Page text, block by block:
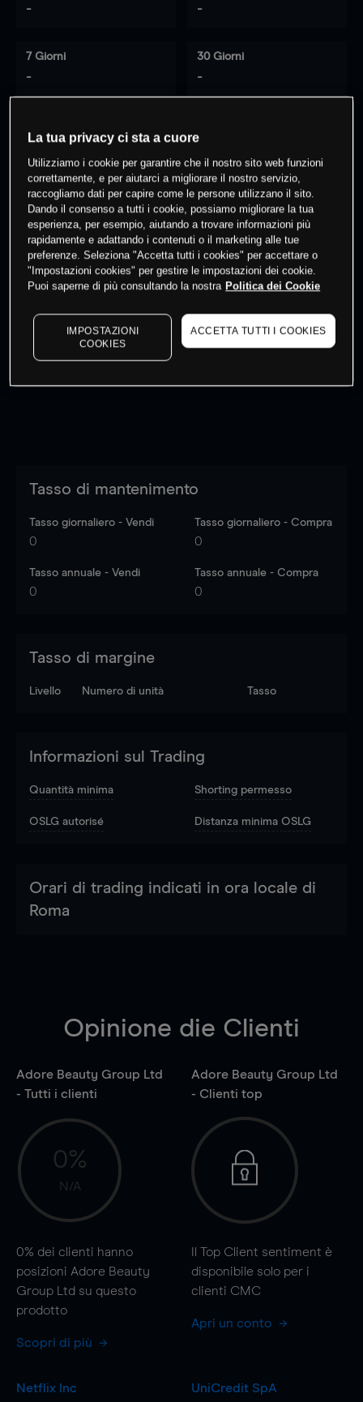
- -
7 Giorni
-
30 Giorni
-
0 % dei clienti hanno posizioni
questo prodotto
Fai trading
I prezzi sono solo indicativi. Accediper vedere gli ultimi
dati di mercato
to see latest market data
Tasso di mantenimento
Tasso giornaliero - Vendi
0
Tasso giornaliero - Compra
0
Tasso annuale - Vendi
0
Tasso annuale - Compra
0
Tasso di margine
Livello Numero di unità Tasso
Informazioni sul Trading
Quantità minima Shorting permesso
OSLG autorisé Distanza minima OSLG
Orari di trading indicati in ora locale di
Roma
Opinione die Clienti
Adore Beauty Group Ltd
- Tutti i clienti
0%
N/A
0% dei clienti hanno
posizioni Adore Beauty
Group Ltd su questo
prodotto
Scopri di più
Adore Beauty Group Ltd
- Clienti top
Il Top Client sentiment è
disponibile solo per i
clienti CMC
Apri un conto
Netflix Inc
UniCredit SpA
La tua privacy ci sta a cuore
Utilizziamo i cookie per garantire che il nostro sito web funzioni
correttamente, e per aiutarci a migliorare il nostro servizio,
raccogliamo dati per capire come le persone utilizzano il sito.
Dando il consenso a tutti i cookie, possiamo migliorare la tua
esperienza, per esempio, aiutando a trovare informazioni più
rapidamente e adattando i contenuti o il marketing alle tue
preferenze. Seleziona "Accetta tutti i cookies" per accettare o
"Impostazioni cookies" per gestire le impostazioni dei cookie.
Puoi saperne di più consultando la nostra Politica dei Cookie
IMPOSTAZIONI
COOKIES
ACCETTA TUTTI I COOKIES